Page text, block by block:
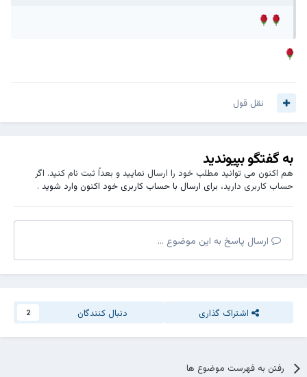
نقل قول
به گفتگو بپیوندید
هم اکنون می توانید مطلب خود را ارسال نمایید و بعداً ثبت نام کنید. اگر
حساب کاربری دارید، برای ارسال با حساب کاربری خود اکنون وارد شوید.
ارسال پاسخ به این موضوع ...
اشتراک گذاری دنبال کنندگان 2
رفتن به فهرست موضوع ها